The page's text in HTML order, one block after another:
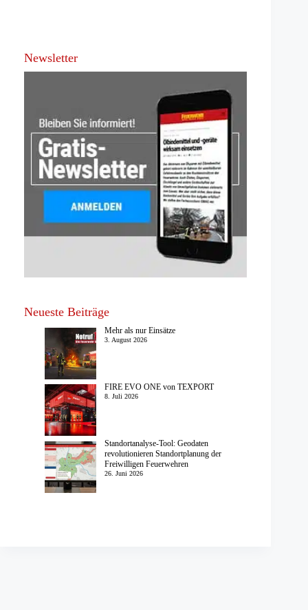
Newsletter
Neueste Beiträge
Mehr als nur Einsätze
3. August 2026
FIRE EVO ONE von TEXPORT
8. Juli 2026
Standortanalyse-Tool: Geodaten
revolutionieren Standortplanung der
Freiwilligen Feuerwehren
26. Juni 2026